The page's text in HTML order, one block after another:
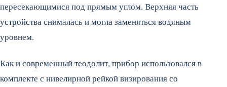
пересекающимися под прямым углом. Верхняя часть
устройства снималась и могла заменяться водяным
уровнем.
Как и современный теодолит, прибор использовался в
комплекте с нивелирной рейкой визирования со